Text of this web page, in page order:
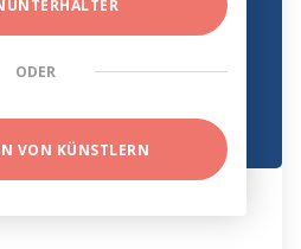
ODER
VON KÜNSTLERN